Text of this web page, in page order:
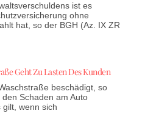
ist es
ohne
hat, so der BGH (Az. IX ZR
Geht Zu Lasten Des Kunden
beschädigt, so
Schaden am Auto
wenn sich